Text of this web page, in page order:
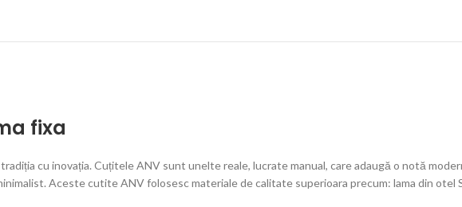
fixa
cu inovația. Cuțitele ANV sunt unelte reale, lucrate manual, care adaugă o notă
Aceste cutite ANV folosesc materiale de calitate superioara precum: lama din otel